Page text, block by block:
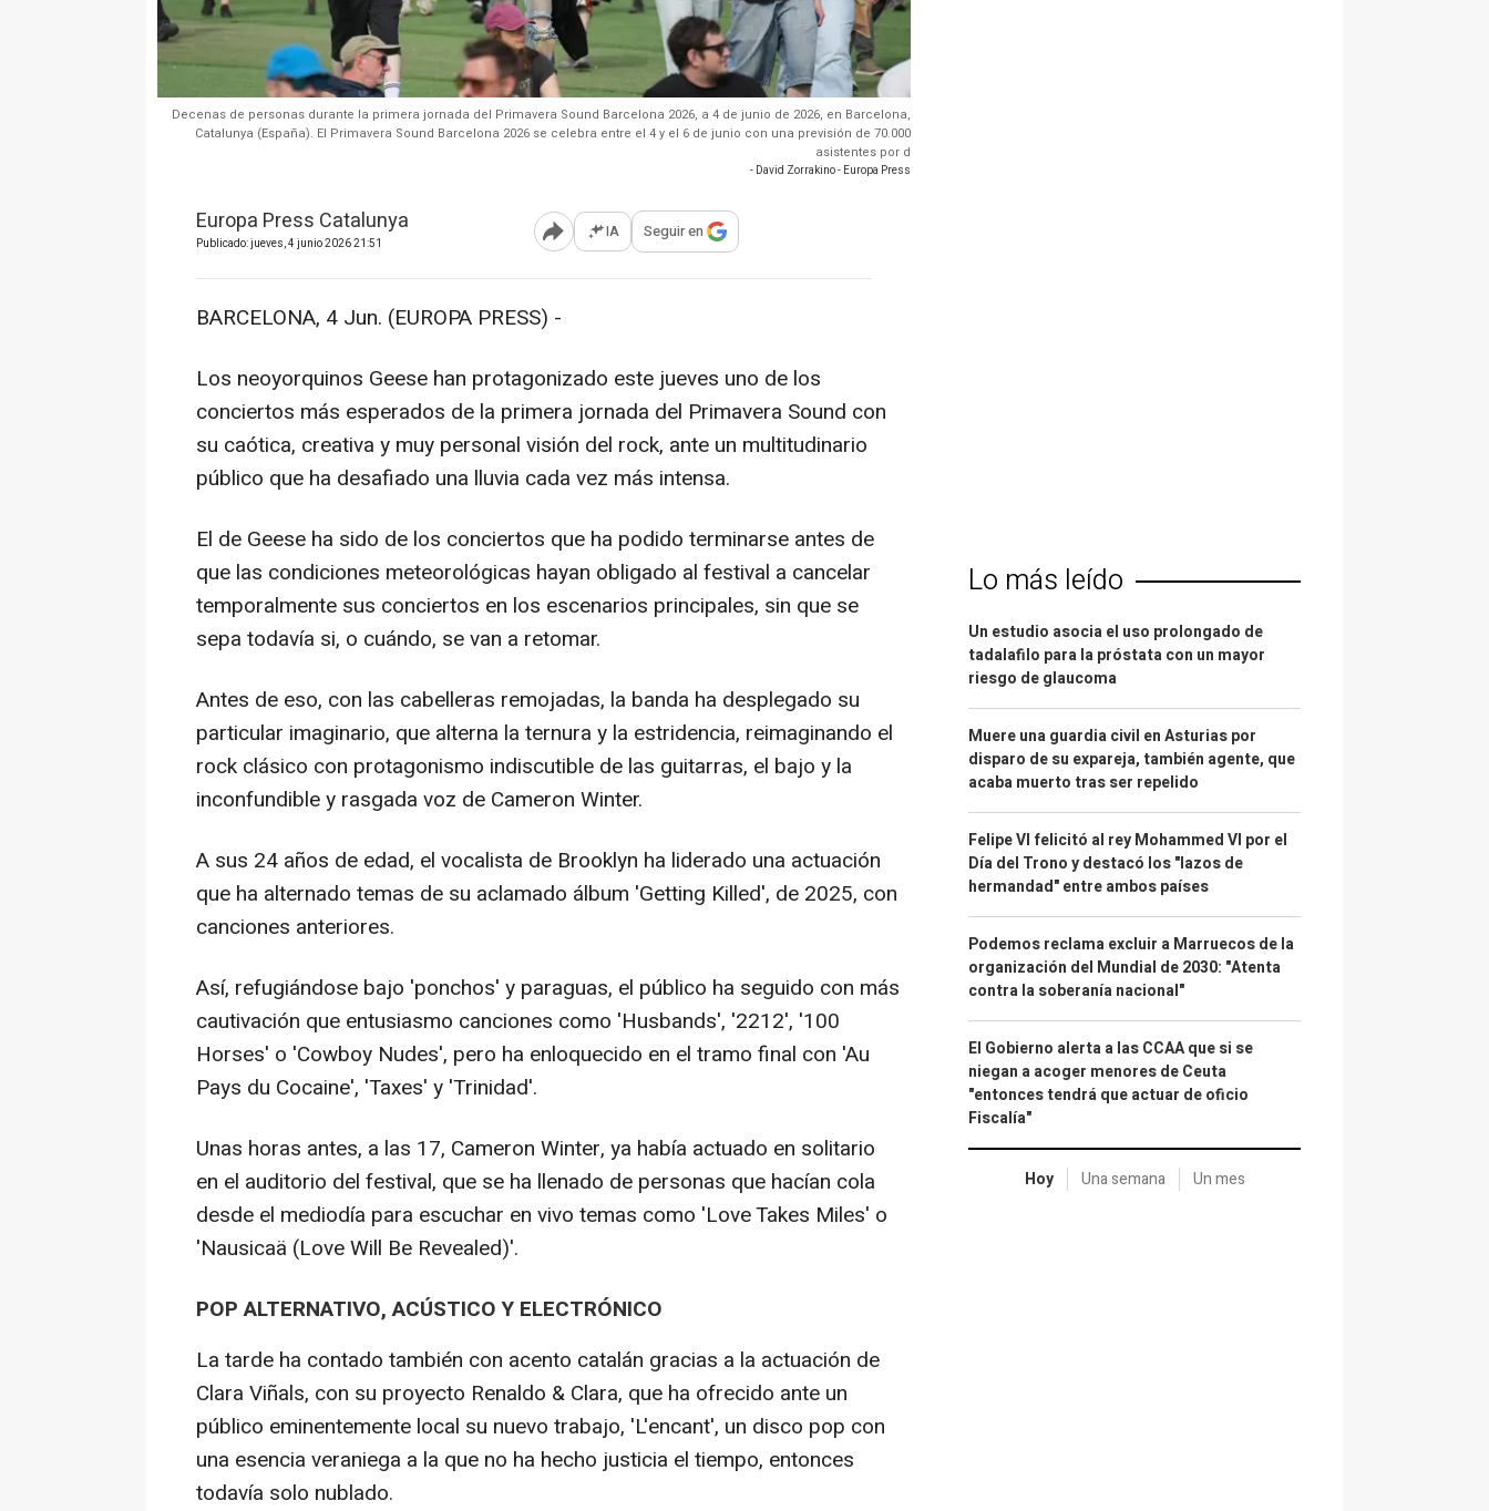
Decenas de personas durante la primera jornada del Primavera Sound Barcelona 2026, a 4 de junio de 2026, en Barcelona,
Catalunya (España). El Primavera Sound Barcelona 2026 se celebra entre el 4 y el 6 de junio con una previsión de 70.000
asistentes por d
- David Zorrakino - Europa Press
Europa Press Catalunya
Publicado: jueves, 4 junio 2026 21:51 Abrir opciones para compartir
IA Seguir en
BARCELONA, 4 Jun. (EUROPA PRESS) -
Los neoyorquinos Geese han protagonizado este jueves uno de los
conciertos más esperados de la primera jornada del Primavera Sound con
su caótica, creativa y muy personal visión del rock, ante un multitudinario
público que ha desafiado una lluvia cada vez más intensa.
El de Geese ha sido de los conciertos que ha podido terminarse antes de
que las condiciones meteorológicas hayan obligado al festival a cancelar
temporalmente sus conciertos en los escenarios principales, sin que se
sepa todavía si, o cuándo, se van a retomar.
Antes de eso, con las cabelleras remojadas, la banda ha desplegado su
particular imaginario, que alterna la ternura y la estridencia, reimaginando el
rock clásico con protagonismo indiscutible de las guitarras, el bajo y la
inconfundible y rasgada voz de Cameron Winter.
A sus 24 años de edad, el vocalista de Brooklyn ha liderado una actuación
que ha alternado temas de su aclamado álbum 'Getting Killed', de 2025, con
canciones anteriores.
Así, refugiándose bajo 'ponchos' y paraguas, el público ha seguido con más
cautivación que entusiasmo canciones como 'Husbands', '2212', '100
Horses' o 'Cowboy Nudes', pero ha enloquecido en el tramo final con 'Au
Pays du Cocaine', 'Taxes' y 'Trinidad'.
Unas horas antes, a las 17, Cameron Winter, ya había actuado en solitario
en el auditorio del festival, que se ha llenado de personas que hacían cola
desde el mediodía para escuchar en vivo temas como 'Love Takes Miles' o
'Nausicaä (Love Will Be Revealed)'.
POP ALTERNATIVO, ACÚSTICO Y ELECTRÓNICO
La tarde ha contado también con acento catalán gracias a la actuación de
Clara Viñals, con su proyecto Renaldo & Clara, que ha ofrecido ante un
público eminentemente local su nuevo trabajo, 'L'encant', un disco pop con
una esencia veraniega a la que no ha hecho justicia el tiempo, entonces
todavía solo nublado.
Lo más leído
Un estudio asocia el uso prolongado de
tadalafilo para la próstata con un mayor
riesgo de glaucoma
Muere una guardia civil en Asturias por
disparo de su expareja, también agente, que
acaba muerto tras ser repelido
Felipe VI felicitó al rey Mohammed VI por el
Día del Trono y destacó los "lazos de
hermandad" entre ambos países
Podemos reclama excluir a Marruecos de la
organización del Mundial de 2030: "Atenta
contra la soberanía nacional"
El Gobierno alerta a las CCAA que si se
niegan a acoger menores de Ceuta
"entonces tendrá que actuar de oficio
Fiscalía"
Hoy Una semana Un mes